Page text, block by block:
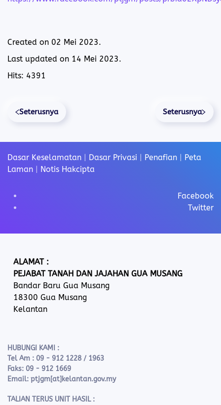
Created on 02 Mei 2023.
Last updated on 14 Mei 2023.
Hits: 4391
Seterusnya Seterusnya
Dasar Keselamatan Dasar Privasi Penafian
Peta
Laman
Notis Hakcipta
Facebook
Twitter
ALAMAT :
PEJABAT TANAH DAN JAJAHAN GUA MUSANG
Bandar Baru Gua Musang
18300 Gua Musang
Kelantan
HUBUNGI KAMI :
Tel Am : 09 - 912 1228 / 1963
Faks: 09 - 912 1669
Email: ptjgm[at]kelantan.gov.my
TALIAN TERUS UNIT HASIL :